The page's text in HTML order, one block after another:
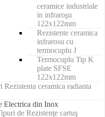
ceramice industriale
in infraroşu
122x122mm
Rezistente ceramica
infrarosu cu
termocuplu J
Termocuplu Tip K
plate SFSE
122x122mm
ceramica radianta
Electrica din Inox
de Rezistenţe cartuş